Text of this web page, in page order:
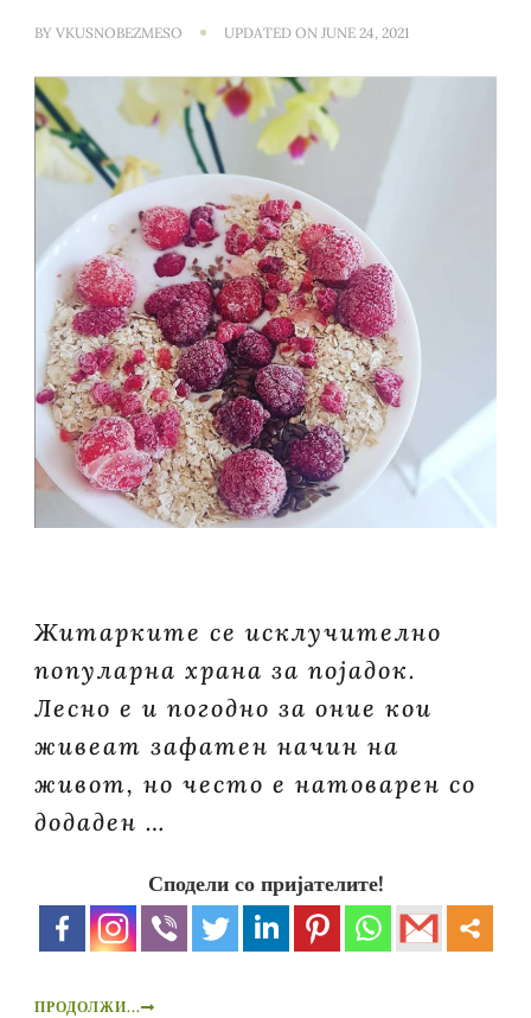
BY VKUSNOBEZMESO UPDATED ON JUNE 24, 2021
Житарките се исклучително
популарна храна за појадок.
Лесно е и погодно за оние кои
живеат зафатен начин на
живот, но често е натоварен со
додаден …
Сподели со пријателите!
ПРОДОЛЖИ...